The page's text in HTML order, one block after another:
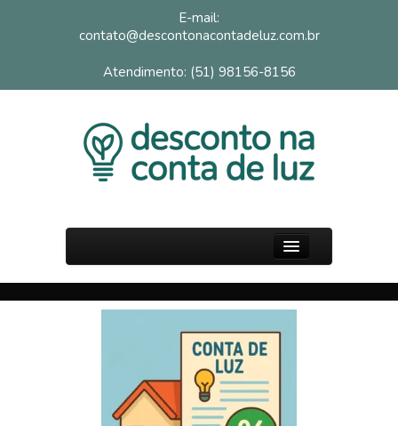
E-mail:
contato@descontonacontadeluz.com.br
Atendimento: (51) 98156-8156
SOBRE